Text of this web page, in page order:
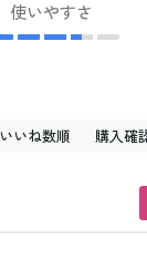
使いやすさ
いいね数順 購入確